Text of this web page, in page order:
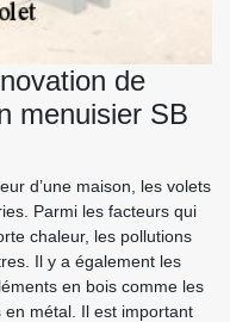
de
menuisier SB
d’une maison, les volets
Parmi les facteurs qui
chaleur, les pollutions
Il y a également les
en bois comme les
métal. Il est important